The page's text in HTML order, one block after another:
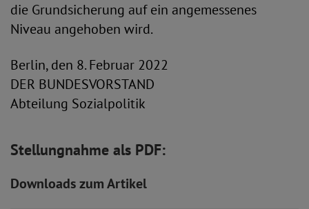
die Grundsicherung auf ein angemessenes
Niveau angehoben wird.
Berlin, den 8. Februar 2022
DER BUNDESVORSTAND
Abteilung Sozialpolitik
Stellungnahme als PDF:
Downloads zum Artikel